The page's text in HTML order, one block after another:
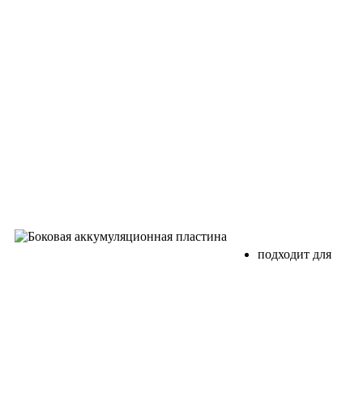
подходит для